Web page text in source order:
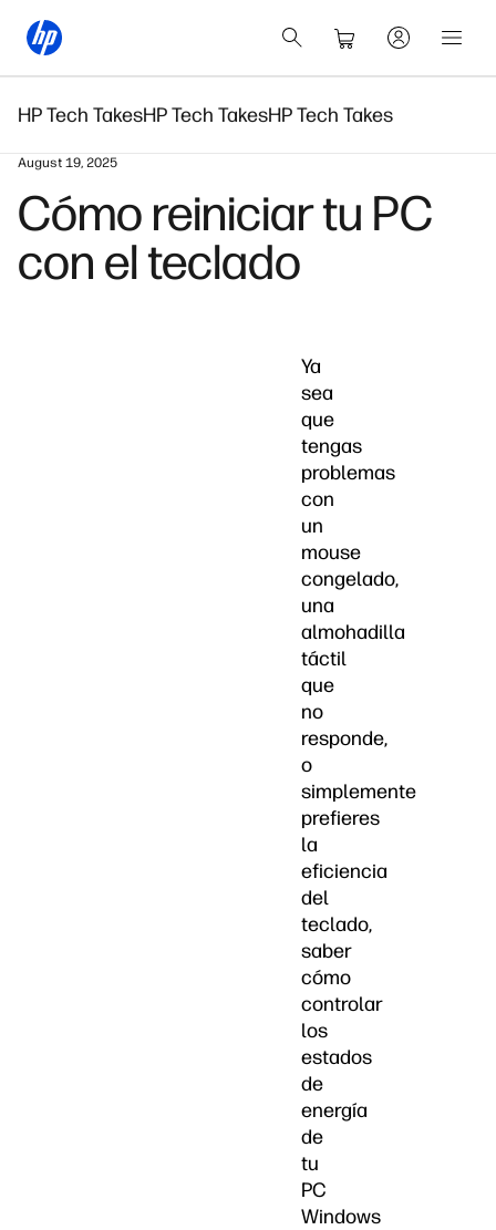
HP Tech TakesHP Tech TakesHP Tech Takes
August 19, 2025
Cómo reiniciar tu PC
con el teclado
Ya
sea
que
tengas
problemas
con
un
mouse
congelado,
una
almohadilla
táctil
que
no
responde,
o
simplemente
prefieres
la
eficiencia
del
teclado,
saber
cómo
controlar
los
estados
de
energía
de
tu
PC
Windows